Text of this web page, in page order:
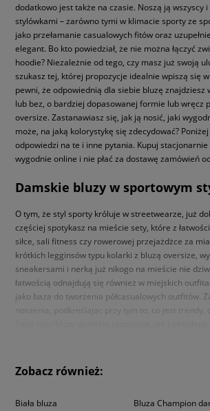
dodatkowo jest także na czasie. Noszą ją wszyscy
stylówkami – zarówno tymi w klimacie sporty ze
jako przełamanie casualowych fitów oraz
elegant. Bo kto powiedział, że nie można łączyć
hoodie? Niezależnie od tego, czy masz już swoją
szukasz tej, której propozycje idealnie wpiszą się
pewni, że odpowiednią dla siebie bluzę znajdziesz
lub bez, o bardziej dopasowanej formie lub wręcz
oversize. Zastanawiasz się, jak ją nosić, jaki
może, na jaką kolorystykę się zdecydować?
odpowiedzi na te i inne pytania. Kupuj stacjonarnie
wygodnie online i nie płać za dostawę zamówień
Damskie bluzy w sportowym
O tym, że styl sporty króluje w streetwearze, już
częściej spotykasz na mieście sety, które z
siłce, sali fitness czy rowerowej przejażdżce za
krótkich legginsów typu kolarki z bluzą oversize,
sneakersami i nerką już nikogo na mieście nie
łatwością odnajdują się również w miejskich
jako baza do tworzenia półcasualowych outfitów.
noszenia, podkreślając przy tym to, co jest trendy,
nosić na wiele sposobów, łącząc je nie tylko z
sportowym DNA, kolarek i czapki z daszkiem, jak i
Niezależnie, czy wybierasz krój oversize czy
przemieszczania się po nim na rowerze, jak i do
Zobacz również:
Biała bluza
Bluza Champion